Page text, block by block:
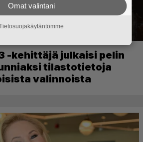
-kehittäjä julkaisi pelin
tilastotietoja
valinnoista
Omat valintani